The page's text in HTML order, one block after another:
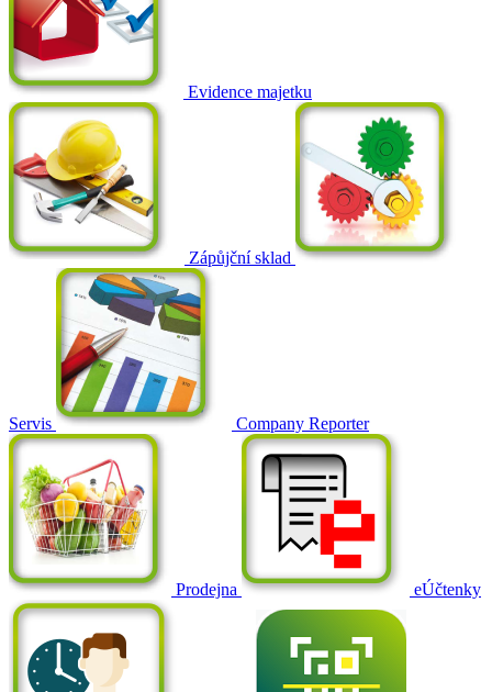
Evidence majetku
Zápůjční sklad
Servis Company Reporter
Prodejna eÚčtenky